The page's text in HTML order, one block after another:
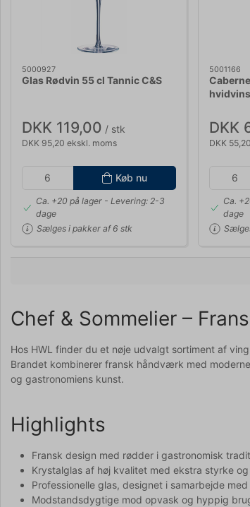
5000927
Glas Rødvin 55 cl Tannic C&S
DKK 119,00 / stk
DKK 95,20 ekskl. moms
Køb nu
Ca. +20 på lager- Levering: 2-3
dage
Sælges i pakker af 6 stk
5001166
DKK
DKK
Ca.
dage
Chef & Sommelier –
Hos HWL finder du et nøje udvalgt sortiment af
Brandet kombinerer fransk håndværk med
og gastronomiens kunst.
Highlights
Fransk design med rødder i gastronomisk
Krystalglas af høj kvalitet med ekstra styrke
Professionelle glas, designet i samarbejde
Modstandsdygtige mod opvask og hyppig